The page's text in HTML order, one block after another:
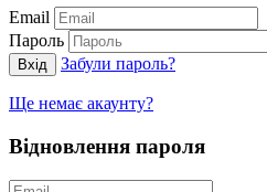
Email
Пароль
Вхід Забули пароль?
Ще немає акаунту?
Відновлення пароля